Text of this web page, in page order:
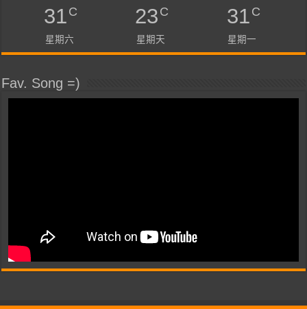
31C
星期六
23C
星期天
31C
星期一
Fav. Song =)